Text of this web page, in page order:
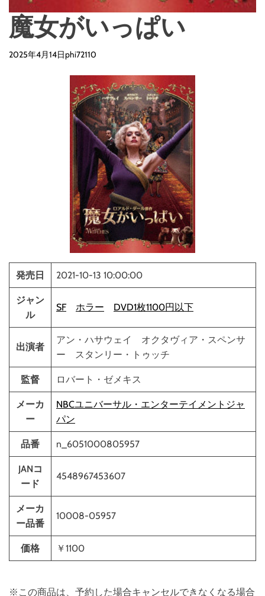
魔女がいっぱい
2025年4月14日phi72110
発売日 2021-10-13 10:00:00
ジャン
ル
SF ホラー DVD1枚1100円以下
出演者
アン・ハサウェイ オクタヴィア・スペンサ
ー スタンリー・トゥッチ
監督 ロバート・ゼメキス
メーカ
ー
NBCユニバーサル・エンターテイメントジャ
パン
品番 n_6051000805957
JANコ
ード
4548967453607
メーカ
ー品番
10008-05957
価格 ￥1100
※この商品は、予約した場合キャンセルできなくなる場合